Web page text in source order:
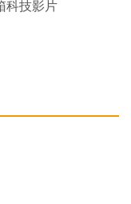
科技影片